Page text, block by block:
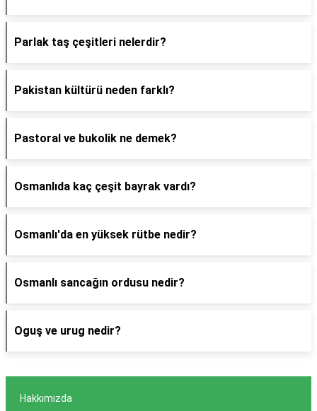
Parlak taş çeşitleri nelerdir?
Pakistan kültürü neden farklı?
Pastoral ve bukolik ne demek?
Osmanlıda kaç çeşit bayrak vardı?
Osmanlı'da en yüksek rütbe nedir?
Osmanlı sancağın ordusu nedir?
Oguş ve urug nedir?
Hakkımızda